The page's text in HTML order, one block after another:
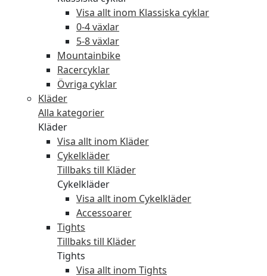
Visa allt inom Klassiska cyklar
0-4 växlar
5-8 växlar
Mountainbike
Racercyklar
Övriga cyklar
Kläder
Alla kategorier
Kläder
Visa allt inom Kläder
Cykelkläder
Tillbaks till Kläder
Cykelkläder
Visa allt inom Cykelkläder
Accessoarer
Tights
Tillbaks till Kläder
Tights
Visa allt inom Tights